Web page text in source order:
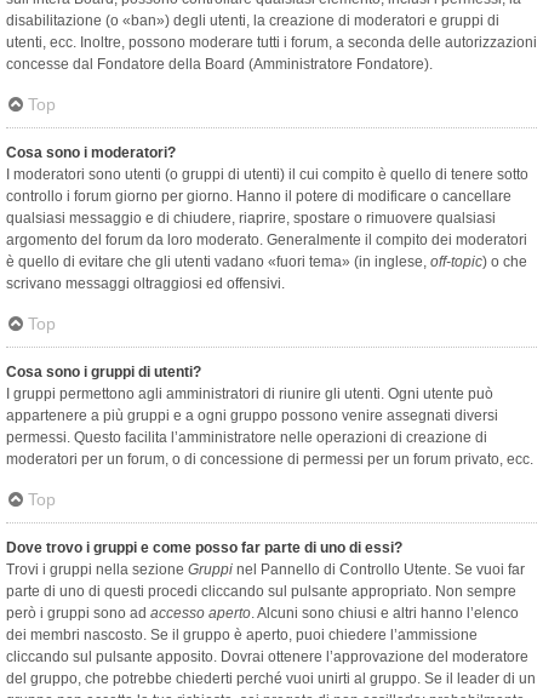
disabilitazione (o «ban») degli utenti, la creazione di moderatori e gruppi di
utenti, ecc. Inoltre, possono moderare tutti i forum, a seconda delle autorizzazioni
concesse dal Fondatore della Board (Amministratore Fondatore).
Top
Cosa sono i moderatori?
I moderatori sono utenti (o gruppi di utenti) il cui compito è quello di tenere sotto
controllo i forum giorno per giorno. Hanno il potere di modificare o cancellare
qualsiasi messaggio e di chiudere, riaprire, spostare o rimuovere qualsiasi
argomento del forum da loro moderato. Generalmente il compito dei moderatori
è quello di evitare che gli utenti vadano «fuori tema» (in inglese, off-topic) o che
scrivano messaggi oltraggiosi ed offensivi.
Top
Cosa sono i gruppi di utenti?
I gruppi permettono agli amministratori di riunire gli utenti. Ogni utente può
appartenere a più gruppi e a ogni gruppo possono venire assegnati diversi
permessi. Questo facilita l’amministratore nelle operazioni di creazione di
moderatori per un forum, o di concessione di permessi per un forum privato, ecc.
Top
Dove trovo i gruppi e come posso far parte di uno di essi?
Trovi i gruppi nella sezione Gruppi nel Pannello di Controllo Utente. Se vuoi far
parte di uno di questi procedi cliccando sul pulsante appropriato. Non sempre
però i gruppi sono ad accesso aperto. Alcuni sono chiusi e altri hanno l’elenco
dei membri nascosto. Se il gruppo è aperto, puoi chiedere l’ammissione
cliccando sul pulsante apposito. Dovrai ottenere l’approvazione del moderatore
del gruppo, che potrebbe chiederti perché vuoi unirti al gruppo. Se il leader di un